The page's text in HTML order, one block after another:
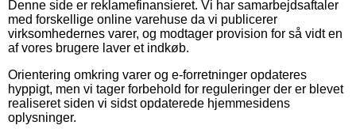
Denne side er reklamefinansieret. Vi har samarbejdsaftaler
med forskellige online varehuse da vi publicerer
virksomhedernes varer, og modtager provision for så vidt en
af vores brugere laver et indkøb.
Orientering omkring varer og e-forretninger opdateres
hyppigt, men vi tager forbehold for reguleringer der er blevet
realiseret siden vi sidst opdaterede hjemmesidens
oplysninger.